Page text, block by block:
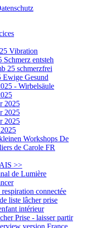
Vibration
Schmerz entsteh
25 schmerzfrei
Ewige Gesund
- Wirbelsäule
2025
2025
2025
Workshops De
de Carole FR
>>
de Lumière
connectée
liste lâcher prise
intérieur
Prise - laisser partir
version France